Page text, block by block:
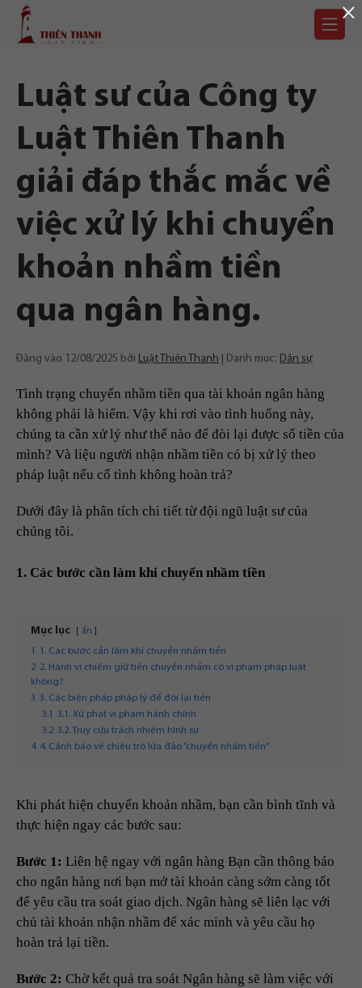
Chuyển
Trang
chủ
Luật sư của Công ty
Luật Thiên Thanh
giải đáp thắc mắc về
việc xử lý khi chuyển
khoản nhầm tiền
qua ngân hàng.
Đăng vào 12/08/2025 bởi Luật Thiên Thanh Danh mục: Dân sự
Tình trạng chuyển nhầm tiền qua tài khoản ngân hàng
không phải là hiếm. Vậy khi rơi vào tình huống này,
chúng ta cần xử lý như thế nào để đòi lại được số tiền của
mình? Và liệu người nhận nhầm tiền có bị xử lý theo
pháp luật nếu cố tình không hoàn trả?
Dưới đây là phân tích chi tiết từ đội ngũ luật sư của
chúng tôi.
1. Các bước cần làm khi chuyển nhầm tiền
Mục lục ẩn
1
1. Các bước cần làm khi chuyển nhầm tiền
2 2. Hành vi chiếm giữ tiền chuyển nhầm có vi phạm pháp luật
không?
3 3. Các biện pháp pháp lý để đòi lại tiền
3.1
3.1. Xử phạt vi phạm hành chính
3.2 3.2. Truy cứu trách nhiệm hình sự
4 4. Cảnh báo về chiêu trò lừa đảo “chuyển nhầm tiền”
Khi phát hiện chuyển khoản nhầm, bạn cần bình tĩnh và
thực hiện ngay các bước sau:
Bước 1: Liên hệ ngay với ngân hàng Bạn cần thông báo
cho ngân hàng nơi bạn mở tài khoản càng sớm càng tốt
để yêu cầu tra soát giao dịch. Ngân hàng sẽ liên lạc với
chủ tài khoản nhận nhầm để xác minh và yêu cầu họ
hoàn trả lại tiền.
Bước 2: Chờ kết quả tra soát Ngân hàng sẽ làm việc với
×